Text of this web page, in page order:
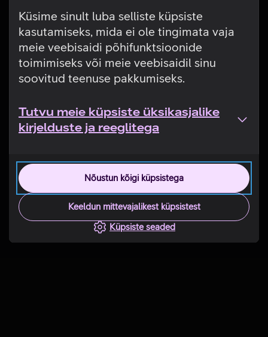
Küsime sinult luba selliste küpsiste
kasutamiseks, mida ei ole tingimata vaja
meie veebisaidi põhifunktsioonide
toimimiseks või meie veebisaidil sinu
soovitud teenuse pakkumiseks.
Tutvu meie küpsiste üksikasjalike
kirjelduste ja reeglitega
Nõustun kõigi küpsistega
Keeldun mittevajalikest küpsistest
Küpsiste seaded
Tehniline viga